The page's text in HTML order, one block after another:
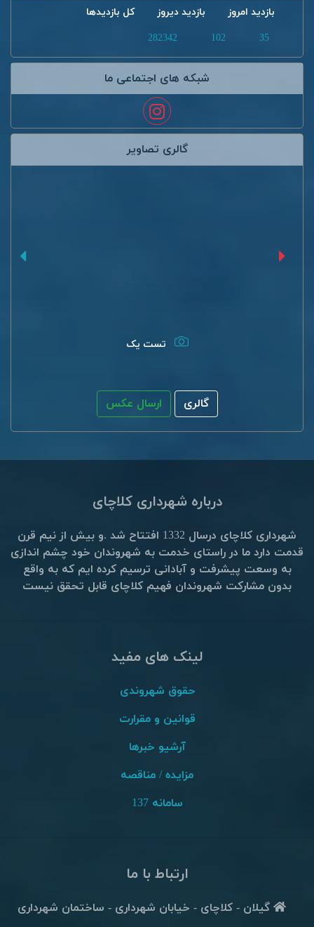
بازدید امروز بازدید دیروز
کل بازدیدها
35
102
282342
شبکه های اجتماعی ما
گالری تصاویر
تست یک
گالری ارسال عکس
درباره شهرداری کلاچای
شهرداری کلاچای درسال 1332 افتتاح شد .و بیش از نیم قرن
قدمت دارد ما در راستای خدمت به شهروندان خود چشم اندازی
به وسعت پیشرفت و آبادانی ترسیم کرده ایم که به واقع
بدون مشارکت شهروندان فهیم کلاچای قابل تحقق نیست
لینک های مفید
حقوق شهروندی
قوانین و مقرارت
آرشیو خبرها
مزایده / مناقصه
سامانه 137
ارتباط با ما
گیلان - کلاچای - خیابان شهرداری - ساختمان شهرداری